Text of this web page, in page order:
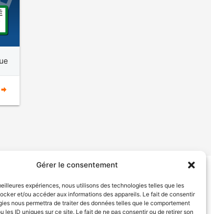
Gérer le consentement
expériences, nous utilisons des technologies telles que les
et/ou accéder aux informations des appareils. Le fait de consentir
nous permettra de traiter des données telles que le comportement
les ID uniques sur ce site. Le fait de ne pas consentir ou de retirer son
de services Politique de confidentialité